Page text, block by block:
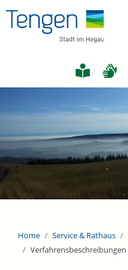
Home Service & Rathaus
Verfahrensbeschreibungen